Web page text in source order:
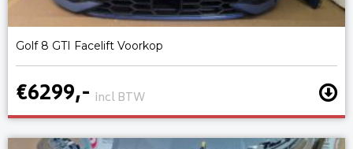
Golf 8 GTI Facelift Voorkop
€6299,- incl BTW